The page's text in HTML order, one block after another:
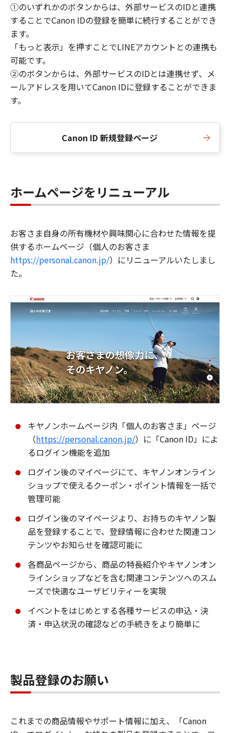
①のいずれかのボタンからは、外部サービスのIDと連携
することでCanon IDの登録を簡単に続行することができ
ます。
「もっと表示」を押すことでLINEアカウントとの連携も
可能です。
②のボタンからは、外部サービスのIDとは連携せず、メ
ールアドレスを用いてCanon IDに登録することができま
す。
Canon ID 新規登録ページ
ホームページをリニューアル
お客さま自身の所有機材や興味関心に合わせた情報を提
供するホームページ（個人のお客さま
https://personal.canon.jp/）にリニューアルいたしまし
た。
キヤノンホームページ内「個人のお客さま」ページ
（https://personal.canon.jp/）に「Canon ID」によ
るログイン機能を追加
ログイン後のマイページにて、キヤノンオンライン
ショップで使えるクーポン・ポイント情報を一括で
管理可能
ログイン後のマイページより、お持ちのキヤノン製
品を登録することで、登録情報に合わせた関連コン
テンツやお知らせを確認可能に
各商品ページから、商品の特長紹介やキヤノンオン
ラインショップなどを含む関連コンテンツへのスム
ーズで快適なユーザビリティーを実現
イベントをはじめとする各種サービスの申込・決
済・申込状況の確認などの手続きをより簡単に
製品登録のお願い
これまでの商品情報やサポート情報に加え、「Canon